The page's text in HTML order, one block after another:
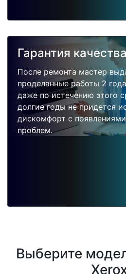
Гарантия
После ремонта мастер
проделанные работы 2
даже по истечению этого
долгие годы не придется
дискомфорт с
проблем.
Выберите